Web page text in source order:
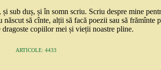
sub duș, și în somn scriu. Scriu despre mine
să cînte, alții să facă poezii sau să frămînte
dragoste copiilor mei și vieții noastre pline.
ARTICOLE: 4433